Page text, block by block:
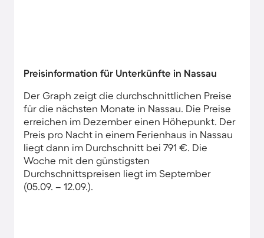
Preisinformation für Unterkünfte in Nassau
Der Graph zeigt die durchschnittlichen Preise
für die nächsten Monate in Nassau. Die Preise
erreichen im Dezember einen Höhepunkt. Der
Preis pro Nacht in einem Ferienhaus in Nassau
liegt dann im Durchschnitt bei 791 €. Die
Woche mit den günstigsten
Durchschnittspreisen liegt im September
(05.09. – 12.09.).